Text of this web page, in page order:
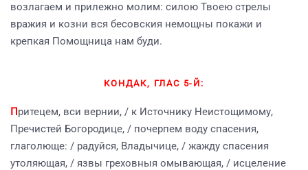
возлагаем и прилежно молим: силою Твоею стрелы
вражия и козни вся бесовския немощны покажи и
крепкая Помощница нам буди.
КОНДАК, ГЛАС 5-Й:
Притецем, вси вернии, / к Источнику Неистощимому,
Пречистей Богородице, / почерпем воду спасения,
глаголюще: / радуйся, Владычице, / жажду спасения
утоляющая, / язвы греховныя омывающая, / исцеление